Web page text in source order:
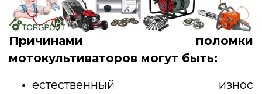
Причинами поломки
мотокультиваторов могут быть:
естественный износ